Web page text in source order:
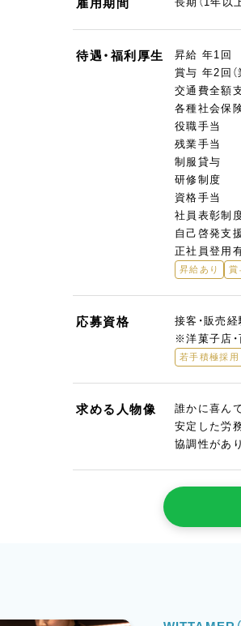
雇用期間
待遇・福利厚生
昇給 年1回
賞与 年2回（
交通費全額
各種社会保
役職手当
残業手当
制服貸与
研修制度
資格手当
社員表彰制
自己啓発支
正社員登用
昇給あり 賞
応募資格
接客・販売
※洋菓子店
若手積極採用
求める人物像
誰かに喜ん
安定した労
協調性があ